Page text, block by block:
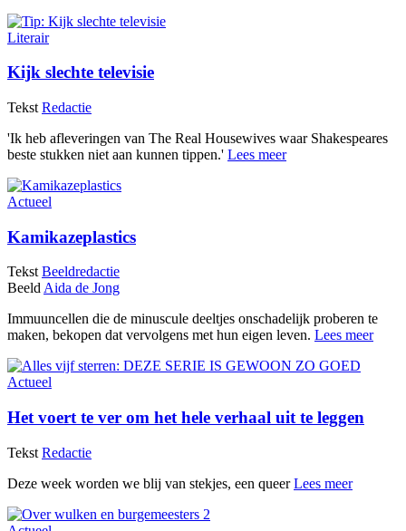
Literair
Kijk slechte televisie
Tekst Redactie
'Ik heb afleveringen van The Real Housewives waar Shakespeares
beste stukken niet aan kunnen tippen.' Lees meer
Actueel
Kamikazeplastics
Tekst Beeldredactie
BeeldAida de Jong
Immuuncellen die de minuscule deeltjes onschadelijk proberen te
maken, bekopen dat vervolgens met hun eigen leven. Lees meer
Actueel
Het voert te ver om het hele verhaal uit te leggen
Tekst Redactie
Deze week worden we blij van stekjes, een queerLees meer